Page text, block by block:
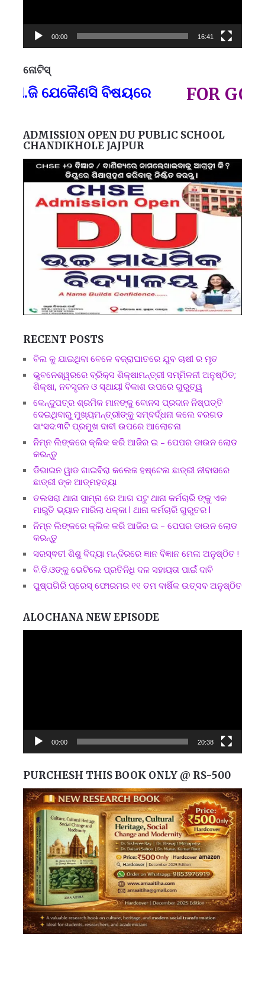
00:00 16:41
ନୋଟିସ୍
ଯେକୈଣସି ବିଷୟରେ FOR GOVT
ADMISSION OPEN DU PUBLIC SCHOOL
CHANDIKHOLE JAJPUR
RECENT POSTS
ବିଲ କୁ ଯାଇଥିବା ବେଳେ ବଜ୍ରାଘାତରେ ଯୁବ ଚାଷୀ ର ମୃତ
ଭୁବନେଶ୍ୱରରେ ବ୍ରିକ୍ସ ଶିକ୍ଷାମନ୍ତ୍ରୀ ସମ୍ମିଳନୀ ଅନୁଷ୍ଠିତ;
ଶିକ୍ଷା, ନବସୃଜନ ଓ ସ୍ଥାୟୀ ବିକାଶ ଉପରେ ଗୁରୁତ୍ୱ
କେନ୍ଦୁପତ୍ର ଶ୍ରମିକ ମାନଙ୍କୁ ବୋନସ ପ୍ରଦାନ ନିଷ୍ପତ୍ତି
ଦେଇଥିବାରୁ ମୁଖ୍ୟମନ୍ତ୍ରୀଙ୍କୁ ସମ୍ବର୍ଦ୍ଧନା କଲେ ବରଗଡ
ସାଂସଦ:୩ଟି ପ୍ରମୁଖ ଦାବୀ ଉପରେ ଆଲୋଚନା
ନିମ୍ନ ଲିଙ୍କରେ କ୍ଲିକ କରି ଆଜିର ଇ – ପେପର ଡାଉନ ଲୋଡ
କରନ୍ତୁ
ଡିଭାଇନ ୱାଡ ଗାଇବିରା କଲେଜ ହଷ୍ଟେଲ ଛାତ୍ରୀ ନୀବାସରେ
ଛାତ୍ରୀ ଙ୍କ ଆତ୍ମହତ୍ୟା
ତଲସରା ଥାନା ସାମ୍ନା ରେ ଆଗ ପଟୁ ଥାନା କର୍ମଚାରି ଙ୍କୁ ଏକ
ମାରୁତି ଭ୍ୟାନ ମାରିଲା ଧକ୍କା l ଥାନା କର୍ମଚାରି ଗୁରୁତର l
ନିମ୍ନ ଲିଙ୍କରେ କ୍ଲିକ କରି ଆଜିର ଇ – ପେପର ଡାଉନ ଲୋଡ
କରନ୍ତୁ
ସରସ୍ଵତୀ ଶିଶୁ ବିଦ୍ୟା ମନ୍ଦିରରେ ଜ୍ଞାନ ବିଜ୍ଞାନ ମେଳା ଅନୁଷ୍ଠିତ !
ବି.ଡି.ଓଙ୍କୁ ଭେଟିଲେ ପ୍ରତିନିଧି ଦଳ ସହାୟତା ପାଇଁ ଦାବି
ପୁଷ୍ପଗିରି ପ୍ରେସ୍ ଫୋରମର ୧୧ ତମ ବାର୍ଷିକ ଉତ୍ସବ ଅନୁଷ୍ଠିତ
ALOCHANA NEW EPISODE
00:00 20:38
PURCHESH THIS BOOK ONLY @ RS-500